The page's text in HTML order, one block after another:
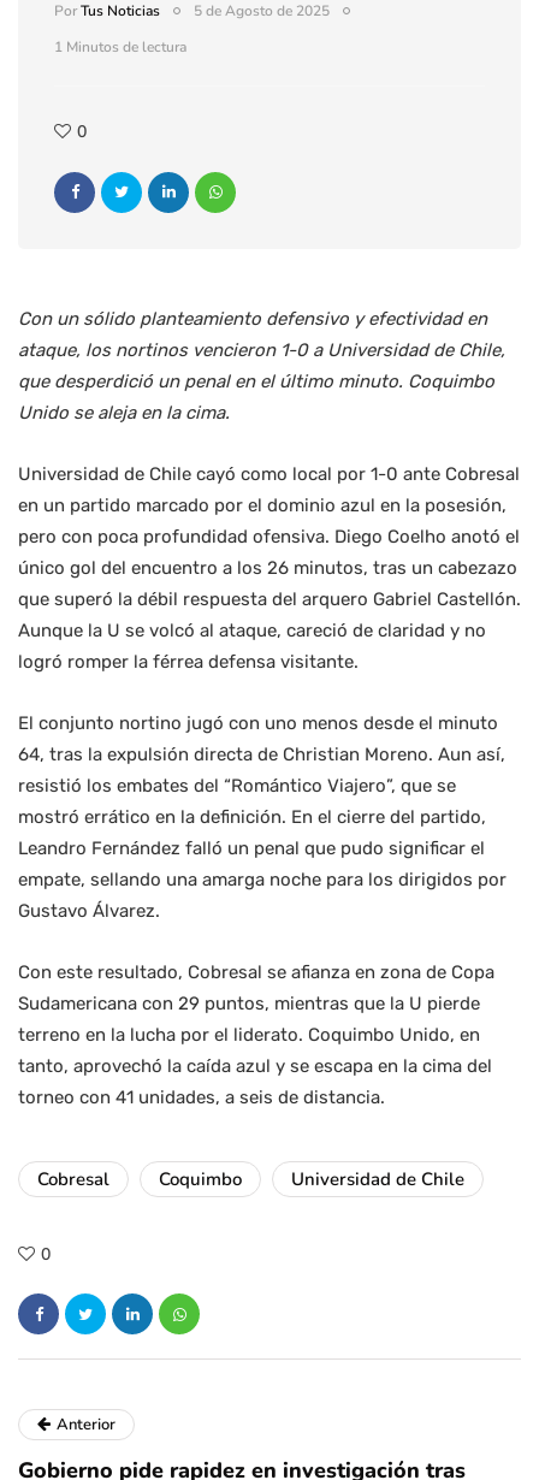
PorTus Noticias
5 de Agosto de 2025
1 Minutos de lectura
0
Con un sólido planteamiento defensivo y efectividad en
ataque, los nortinos vencieron 1-0 a Universidad de Chile,
que desperdició un penal en el último minuto. Coquimbo
Unido se aleja en la cima.
Universidad de Chile cayó como local por 1-0 ante Cobresal
en un partido marcado por el dominio azul en la posesión,
pero con poca profundidad ofensiva. Diego Coelho anotó el
único gol del encuentro a los 26 minutos, tras un cabezazo
que superó la débil respuesta del arquero Gabriel Castellón.
Aunque la U se volcó al ataque, careció de claridad y no
logró romper la férrea defensa visitante.
El conjunto nortino jugó con uno menos desde el minuto
64, tras la expulsión directa de Christian Moreno. Aun así,
resistió los embates del “Romántico Viajero”, que se
mostró errático en la definición. En el cierre del partido,
Leandro Fernández falló un penal que pudo significar el
empate, sellando una amarga noche para los dirigidos por
Gustavo Álvarez.
Con este resultado, Cobresal se afianza en zona de Copa
Sudamericana con 29 puntos, mientras que la U pierde
terreno en la lucha por el liderato. Coquimbo Unido, en
tanto, aprovechó la caída azul y se escapa en la cima del
torneo con 41 unidades, a seis de distancia.
Cobresal Coquimbo Universidad de Chile
0
Anterior
Gobierno pide rapidez en investigación tras